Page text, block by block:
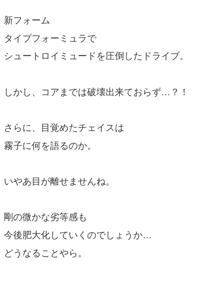
新フォーム
タイプフォーミュラで
シュートロイミュードを圧倒したドライブ。
しかし、コアまでは破壊出来ておらず…？！
さらに、目覚めたチェイスは
霧子に何を語るのか。
いやあ目が離せませんね。
剛の微かな劣等感も
今後肥大化していくのでしょうか…
どうなることやら。